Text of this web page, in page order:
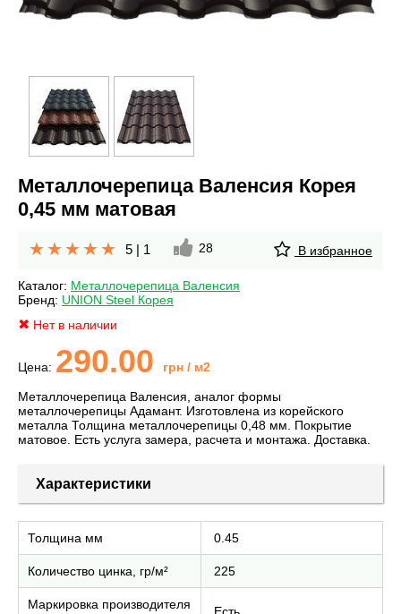
Металлочерепица Валенсия Корея
0,45 мм матовая
5 | 1 28 В избранное
Каталог: Металлочерепица Валенсия
Бренд: UNION Steel Корея
Нет в наличии
Цена: 290.00 грн / м2
Металлочерепица Валенсия, аналог формы
металлочерепицы Адамант. Изготовлена из корейского
металла Толщина металлочерепицы 0,48 мм. Покрытие
матовое. Есть услуга замера, расчета и монтажа. Доставка.
Характеристики
Толщина мм 0.45
Количество цинка, гр/м² 225
Маркировка производителя